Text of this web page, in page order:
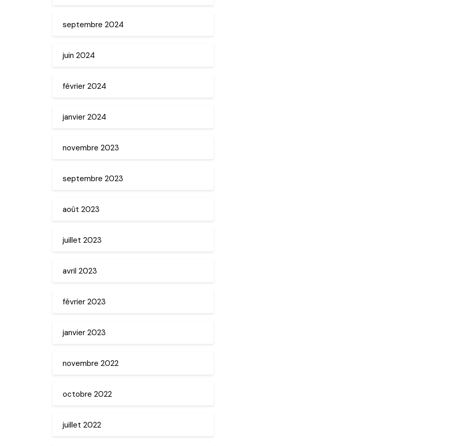
septembre 2024
juin 2024
février 2024
janvier 2024
novembre 2023
septembre 2023
août 2023
juillet 2023
avril 2023
février 2023
janvier 2023
novembre 2022
octobre 2022
juillet 2022